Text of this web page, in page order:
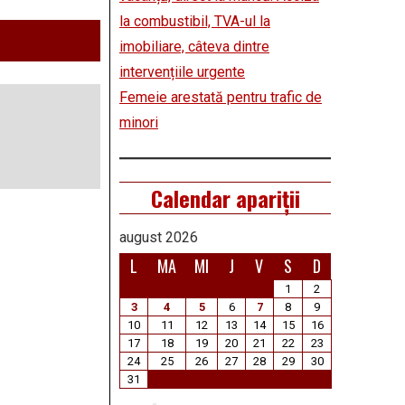
la combustibil, TVA-ul la
imobiliare, câteva dintre
intervențiile urgente
Femeie arestată pentru trafic de
minori
Calendar apariții
august 2026
L MA MI J V S D
1
2
3
4 5 6 7 8
9
10
11 12 13 14 15
16
17
18 19 20 21 22
23
24
25 26 27 28 29
30
31